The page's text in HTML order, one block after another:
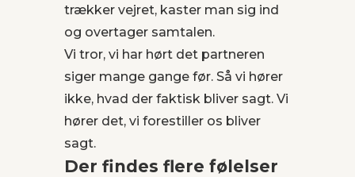
trækker vejret, kaster man sig ind
og overtager samtalen.
Vi tror, vi har hørt det partneren
siger mange gange før. Så vi hører
ikke, hvad der faktisk bliver sagt. Vi
hører det, vi forestiller os bliver
sagt.
Der findes flere følelser